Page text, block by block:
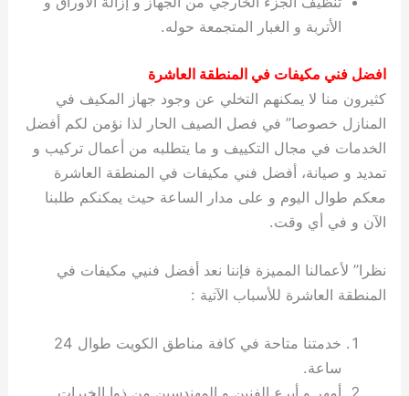
الأتربة و الغبار المتجمعة حوله.
افضل فني مكيفات في المنطقة العاشرة
كثيرون منا لا يمكنهم التخلي عن وجود جهاز المكيف في
المنازل خصوصا” في فصل الصيف الحار لذا نؤمن لكم أفضل
الخدمات في مجال التكييف و ما يتطلبه من أعمال تركيب و
تمديد و صيانة، أفضل فني مكيفات في المنطقة العاشرة
معكم طوال اليوم و على مدار الساعة حيث يمكنكم طلبنا
الآن و في أي وقت.
نظرا” لأعمالنا المميزة فإننا نعد أفضل فنيي مكيفات في
المنطقة العاشرة للأسباب الآتية :
خدمتنا متاحة في كافة مناطق الكويت طوال 24
ساعة.